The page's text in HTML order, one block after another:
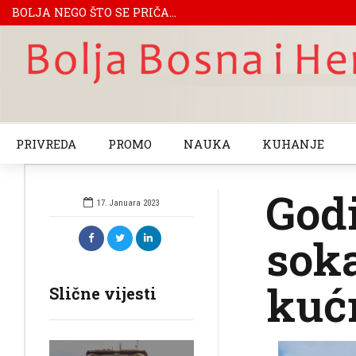
BOLJA NEGO ŠTO SE PRIČA...
PRIVREDA PROMO NAUKA KUHANJE
17. Januara 2023
Slične vijesti